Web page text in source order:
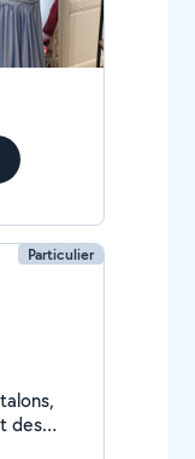
Particulier